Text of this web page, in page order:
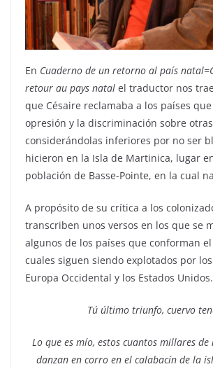
En Cuaderno de un retorno al país
retour au pays natal el traductor nos
que Césaire reclamaba a los países
opresión y la discriminación sobre
considerándolas inferiores por no ser
hicieron en la Isla de Martinica, lugar
población de Basse-Pointe, en la cual
A propósito de su crítica a los
transcriben unos versos en los que se
algunos de los países que conforman
cuales siguen siendo explotados por
Europa Occidental y los Estados Unidos.
Tú último triunfo, cuervo
Lo que es mío, estos cuantos millares
danzan en corro en el calabacín de la